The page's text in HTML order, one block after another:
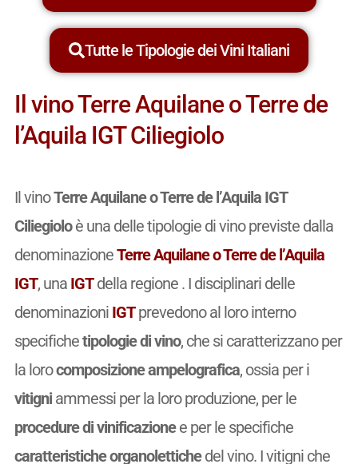
Tutte le Tipologie dei Vini Italiani
Il vino Terre Aquilane o Terre de
l’Aquila IGT Ciliegiolo
Il vinoTerre Aquilane o Terre de l’Aquila IGT
Ciliegioloè una delle tipologie di vino previste dalla
denominazioneTerre Aquilane o Terre de l’Aquila
IGT, una IGTdella regione . I disciplinari delle
denominazioni IGTprevedono al loro interno
specifichetipologie di vino, che si caratterizzano per
la lorocomposizione ampelografica, ossia per i
vitigniammessi per la loro produzione, per le
procedure di vinificazionee per le specifiche
caratteristiche organolettichedel vino. I vitigni che